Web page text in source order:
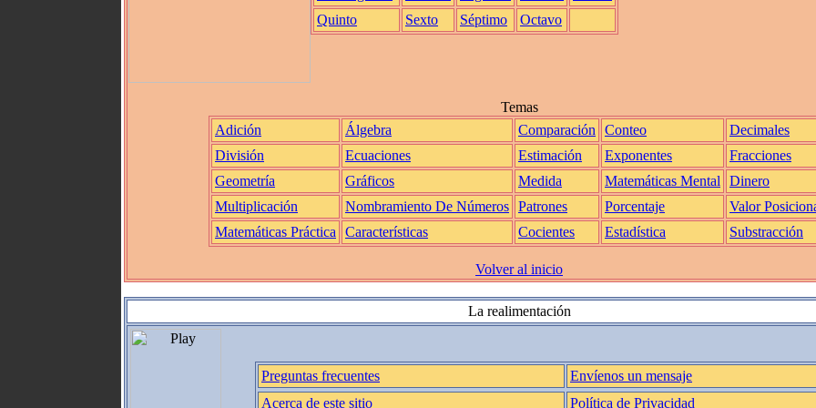
Quinto
Sexto Séptimo Octavo
Temas
Adición
Álgebra Comparación Conteo
Decimales
División
Ecuaciones Estimación Exponentes
Fracciones
Geometría
Gráficos Medida Matemáticas Mental
Dinero
Multiplicación
Nombramiento De Números Patrones Porcentaje
Valor
Matemáticas Práctica
Características Cocientes Estadística Substracción
Volver al inicio
La realimentación
Preguntas frecuentes
Envíenos un mensaje
Acerca de este sitio
Política de Privacidad